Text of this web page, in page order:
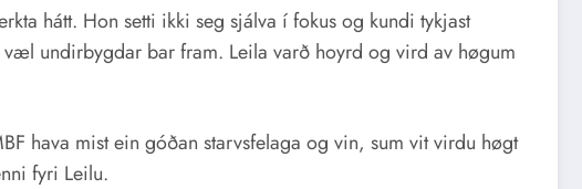
hátt. Hon setti ikki seg sjálva í fokus og kundi tykjast
undirbygdar bar fram. Leila varð hoyrd og vird av høgum
hava mist ein góðan starvsfelaga og vin, sum vit virdu høgt
fyri Leilu.